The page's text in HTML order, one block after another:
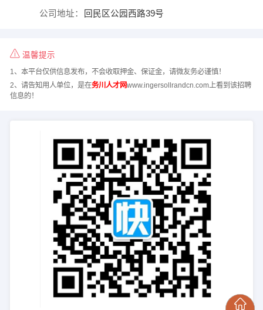
公司地址： 回民区公园西路39号
温馨提示
1、本平台仅供信息发布，不会收取押金、保证金，请微友务必谨慎！
2、请告知用人单位，是在务川人才网www.ingersollrandcn.com上看到该招聘
信息的！